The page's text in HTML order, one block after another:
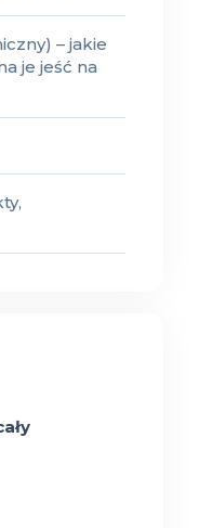
– jakie
je jeść na